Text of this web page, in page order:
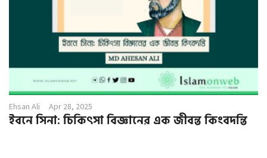
Ehsan Ali Apr 28, 2025
ইবনে সিনা: চিকিৎসা বিজ্ঞানের এক জীবন্ত কিংবদন্তি